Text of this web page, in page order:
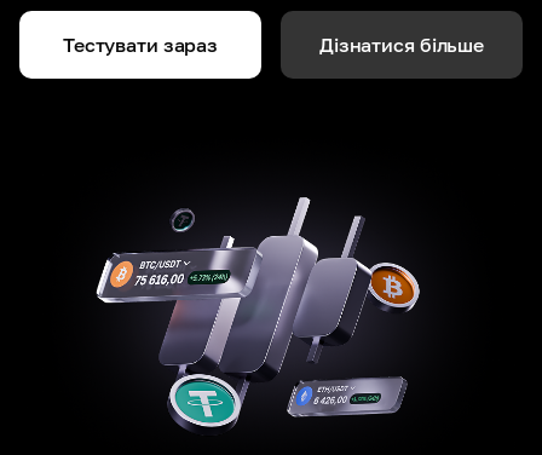
Тестувати зараз Дізнатися більше